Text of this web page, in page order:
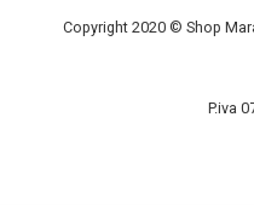
Copyright 2020 © Shop
P.iva